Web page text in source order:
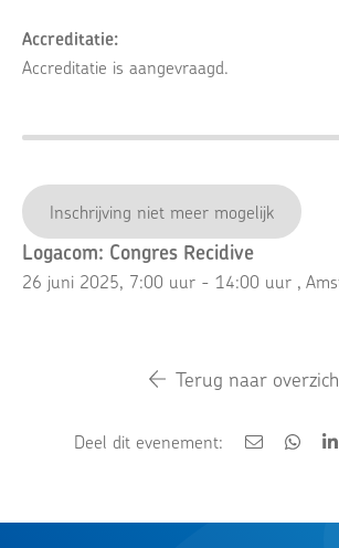
Accreditatie:
Accreditatie is aangevraagd.
Inschrijving niet meer mogelijk
Logacom: Congres Recidive
26 juni 2025, 7:00 uur - 14:00 uur ,
Terug naar
Deel dit evenement: